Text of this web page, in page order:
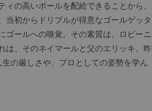
の高いボールを配給できることから、
当初からドリブルが得意なゴールゲッタ
ゴールへの嗅覚。その素質は、ロビーニ
は、そのネイマールと父のエリッキ。昨
の厳しさや、プロとしての姿勢を学ん